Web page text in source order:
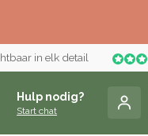
in elk detail
Hulp nodig?
Start chat